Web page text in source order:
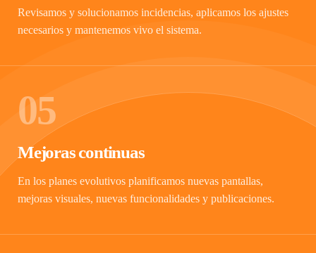
Revisamos y solucionamos incidencias, aplicamos los ajustes
necesarios y mantenemos vivo el sistema.
05
Mejoras continuas
En los planes evolutivos planificamos nuevas pantallas,
mejoras visuales, nuevas funcionalidades y publicaciones.